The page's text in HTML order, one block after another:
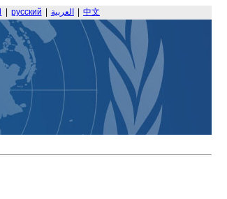
русский العربية 中文